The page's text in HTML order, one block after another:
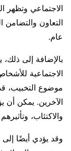
الاجتماعي وتظهر
التعاون والتضامن
عام.
بالإضافة إلى
الاجتماعية
موضوع التخبيب،
الآخرين. يمكن أن
والاكتئاب،
وقد يؤدي أيضًا إلى